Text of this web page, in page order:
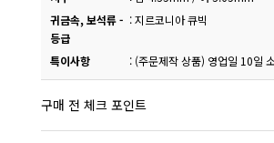
귀금속, 보석류 -
등급
:지르코니아 큐빅
특이사항 : (주문제작 상품) 영업일 10일
구매 전 체크 포인트